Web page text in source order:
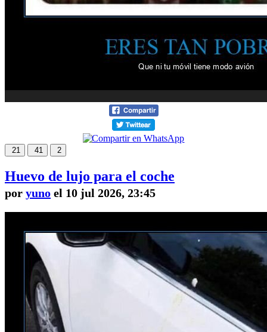
21 41 2
Huevo de lujo para el coche
por yuno el 10 jul 2026, 23:45